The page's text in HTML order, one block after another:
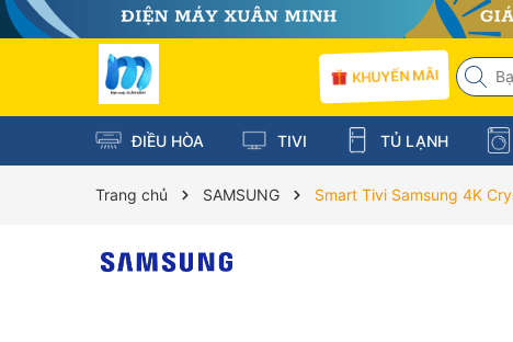
KHUYẾN MÃI
ĐIỀU HÒA TIVI TỦ LẠNH
Trang chủ SAMSUNG Smart Tivi Samsung 4K